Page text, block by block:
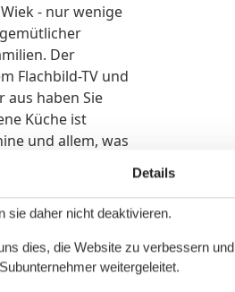
- nur wenige
Der
Flachbild-TV und
aus haben Sie
Küche ist
und allem, was
genießen
Doppelbett,
verfügt über
Die
Details
sie daher nicht deaktivieren.
dies, die Website zu verbessern und
weitergeleitet.